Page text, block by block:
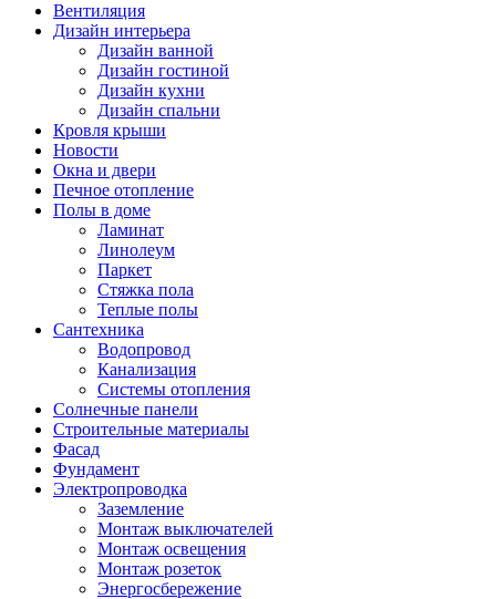
Вентиляция
Дизайн интерьера
Дизайн ванной
Дизайн гостиной
Дизайн кухни
Дизайн спальни
Кровля крыши
Новости
Окна и двери
Печное отопление
Полы в доме
Ламинат
Линолеум
Паркет
Стяжка пола
Теплые полы
Сантехника
Водопровод
Канализация
Системы отопления
Солнечные панели
Строительные материалы
Фасад
Фундамент
Электропроводка
Заземление
Монтаж выключателей
Монтаж освещения
Монтаж розеток
Энергосбережение